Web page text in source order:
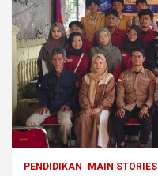
PENDIDIKAN MAIN STORIES